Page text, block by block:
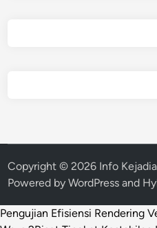
Copyright © 2026 Info
Powered byWordPress and
Pengujian Efisiensi Rendering